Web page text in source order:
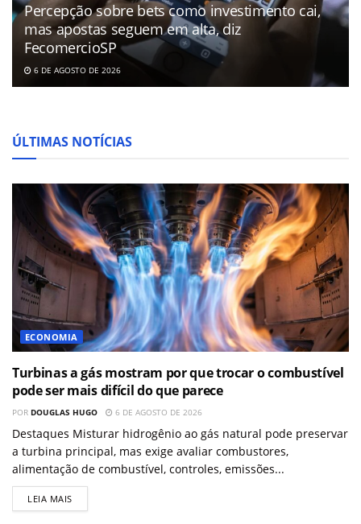
Percepção sobre bets como investimento cai,
mas apostas seguem em alta, diz
FecomercioSP
6 DE AGOSTO DE 2026
ÚLTIMAS NOTÍCIAS
ECONOMIA
Turbinas a gás mostram por que trocar o combustível
pode ser mais difícil do que parece
POR DOUGLAS HUGO 6 DE AGOSTO DE 2026
Destaques Misturar hidrogênio ao gás natural pode preservar
a turbina principal, mas exige avaliar combustores,
alimentação de combustível, controles, emissões...
LEIA MAIS